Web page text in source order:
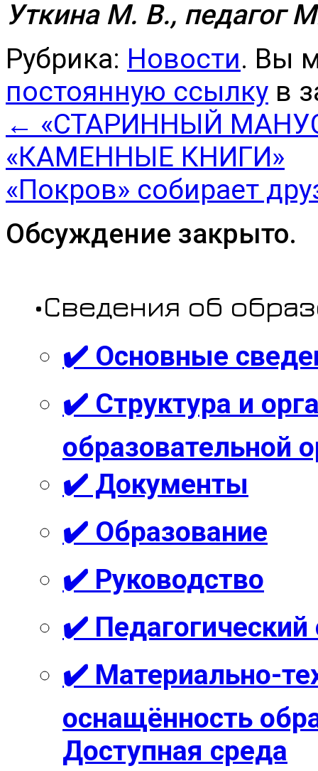
Уткина М. В.,
Рубрика: Новости. Вы
постоянную ссылку в
← «СТАРИННЫЙ
«КАМЕННЫЕ КНИГИ»
«Покров» собирает
Обсуждение закрыто.
•Сведения об
✔️ Основные
✔️ Структура и
образовательной
✔️ Документы
✔️ Образование
✔️ Руководство
✔️ Педагогический
✔️ Материально-
оснащённость
Доступная среда